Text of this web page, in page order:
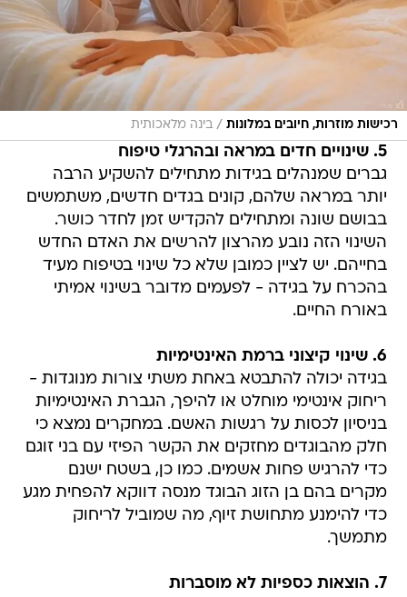
רכישות מוזרות, חיובים במלונות / בינה מלאכותית
5. שינויים חדים במראה ובהרגלי טיפוח
גברים שמנהלים בגידות מתחילים להשקיע הרבה
יותר במראה שלהם, קונים בגדים חדשים, משתמשים
בבושם שונה ומתחילים להקדיש זמן לחדר כושר.
השינוי הזה נובע מהרצון להרשים את האדם החדש
בחייהם. יש לציין כמובן שלא כל שינוי בטיפוח מעיד
בהכרח על בגידה - לפעמים מדובר בשינוי אמיתי
באורח החיים.
6. שינוי קיצוני ברמת האינטימיות
בגידה יכולה להתבטא באחת משתי צורות מנוגדות -
ריחוק אינטימי מוחלט או להיפך, הגברת האינטימיות
בניסיון לכסות על רגשות האשם. במחקרים נמצא כי
חלק מהבוגדים מחזקים את הקשר הפיזי עם בני זוגם
כדי להרגיש פחות אשמים. כמו כן, בשטח ישנם
מקרים בהם בן הזוג הבוגד מנסה דווקא להפחית מגע
כדי להימנע מתחושת זיוף, מה שמוביל לריחוק
מתמשך.
7. הוצאות כספיות לא מוסברות